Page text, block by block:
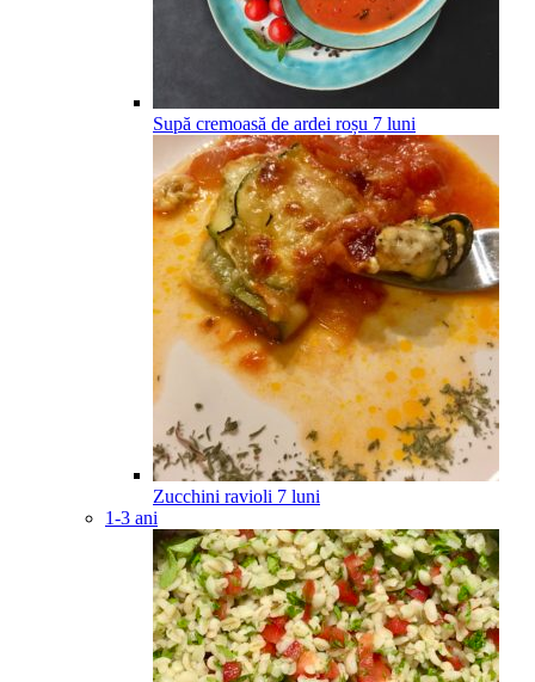
Supă cremoasă de ardei roșu 7 luni
Zucchini ravioli 7 luni
1-3 ani